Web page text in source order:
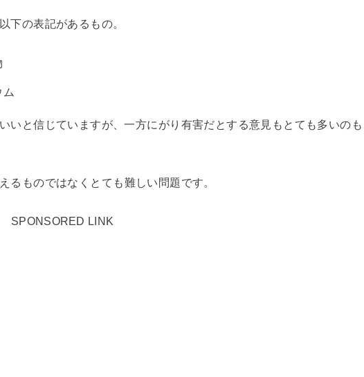
下の表記があるもの。
いと信じていますが、一方にがり有害だとする意見もとても多いのも
るものではなくとても難しい問題です。
SPONSORED LINK